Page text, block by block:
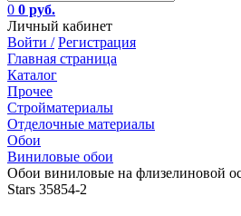
0 0 руб.
Личный кабинет
Войти / Регистрация
Главная страница
Каталог
Прочее
Стройматериалы
Отделочные материалы
Обои
Виниловые обои
Обои виниловые на флизелиновой
Stars 35854-2